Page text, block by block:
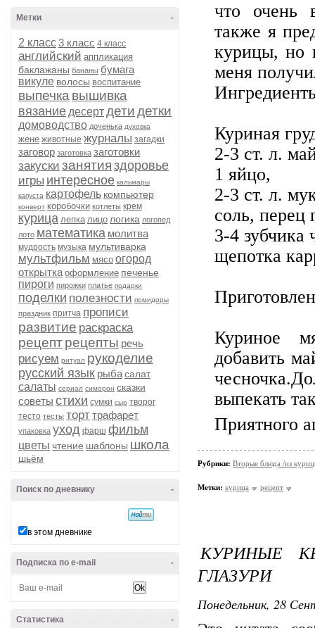
-
Метки
2 класс3 класс 4 класс
английский аппликация
баклажаны бананы бумага
викуле волосы воспитание
выпечка вышивка
вязание десертдетидетки
домоводство доченька духовка
жене животные журналы загадки
заговор заготовка заготовки
закуски занятия здоровье
игры интересное кальмары
капуста картофель компьютер
конверт коробочки котлеты крем
курица лепка лицо логика логопед
лото математика молитва
мудрость музыка мультиварка
мультфильм мясо огород
открытка оформление печенье
пироги пирожки платье подарки
поделки полезности помидоры
праздник притча прописи
развитие раскраска
рецептрецепты речь
рисуем ритуал рукоделие
русский язык рыбасалат
салаты сериал симорон сказки
советы стихи сумки сыр творог
тесто тесты торттрафарет
упаковка уход фарш фильм
цветы чтение шаблоны школа
шьём
-
Поиск по дневнику
в этом дневнике
-
Подписка по e-mail
-
Статистика
что очень
также я
курицы, но
меня
Куриная
2-3 ст. л.
1 яйцо,
2-3 ст. л.
соль, перец
3-4 зубчика
щепотка
Куриное
добавить
выпекать
Приятного
Рубрики: Вторые блюда /из
Метки: курица рецепт
КУРИНЫЕ
ГЛАЗУРИ
Понедельник, 28